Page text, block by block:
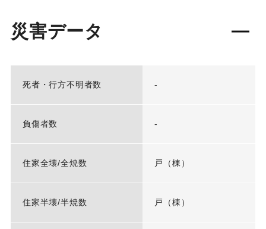
災害データ
死者・行方不明者数 -
負傷者数 -
住家全壊/全焼数 戸（棟）
住家半壊/半焼数 戸（棟）